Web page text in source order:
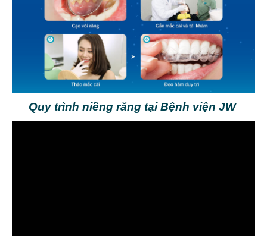
Quy trình niềng răng tại Bệnh viện JW